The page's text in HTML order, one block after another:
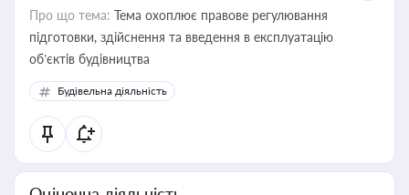
Про що тема: Тема охоплює правове регулювання
підготовки, здійснення та введення в експлуатацію
об’єктів будівництва
Будівельна діяльність